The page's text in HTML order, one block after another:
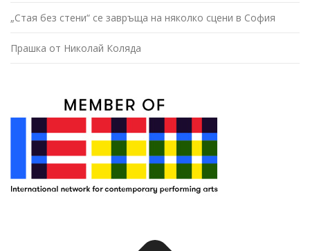
„Стая без стени“ се завръща на няколко сцени в София
Прашка от Николай Коляда